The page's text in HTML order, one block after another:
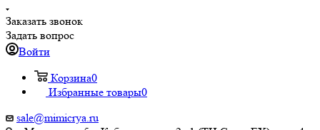
Заказать звонок
Задать вопрос
Войти
Корзина0
Избранные товары0
sale@mimicrya.ru